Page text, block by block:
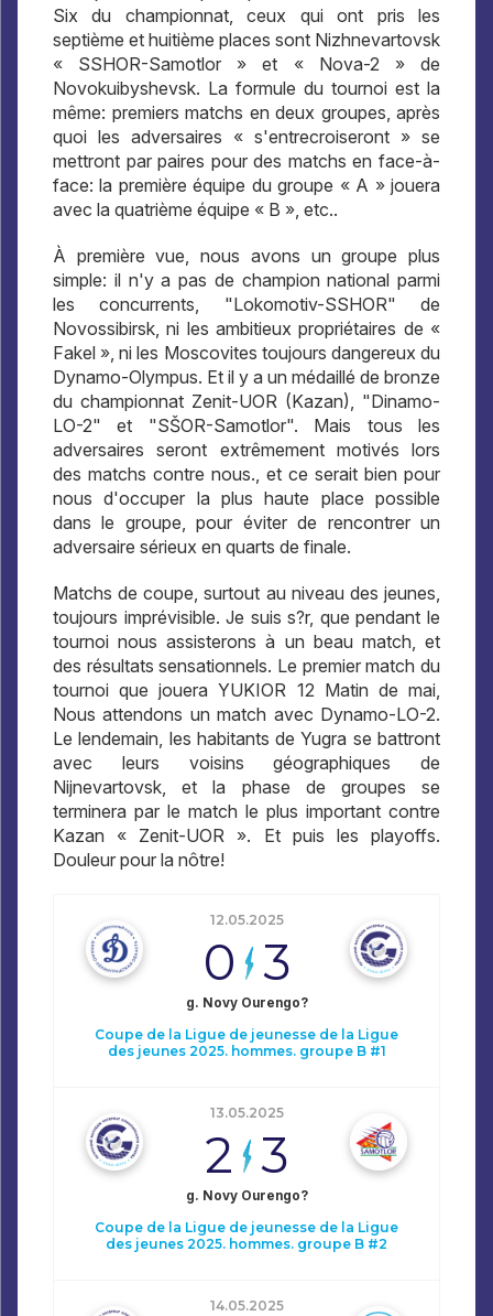
Six du championnat, ceux qui ont pris les
septième et huitième places sont Nizhnevartovsk
« SSHOR-Samotlor » et « Nova-2 » de
Novokuibyshevsk. La formule du tournoi est la
même: premiers matchs en deux groupes, après
quoi les adversaires « s'entrecroiseront » se
mettront par paires pour des matchs en face-à-
face: la première équipe du groupe « A » jouera
avec la quatrième équipe « B », etc..
À première vue, nous avons un groupe plus
simple: il n'y a pas de champion national parmi
les concurrents, "Lokomotiv-SSHOR" de
Novossibirsk, ni les ambitieux propriétaires de «
Fakel », ni les Moscovites toujours dangereux du
Dynamo-Olympus. Et il y a un médaillé de bronze
du championnat Zenit-UOR (Kazan), "Dinamo-
LO-2" et "SŠOR-Samotlor". Mais tous les
adversaires seront extrêmement motivés lors
des matchs contre nous., et ce serait bien pour
nous d'occuper la plus haute place possible
dans le groupe, pour éviter de rencontrer un
adversaire sérieux en quarts de finale.
Matchs de coupe, surtout au niveau des jeunes,
toujours imprévisible. Je suis s?r, que pendant le
tournoi nous assisterons à un beau match, et
des résultats sensationnels. Le premier match du
tournoi que jouera YUKIOR 12 Matin de mai,
Nous attendons un match avec Dynamo-LO-2.
Le lendemain, les habitants de Yugra se battront
avec leurs voisins géographiques de
Nijnevartovsk, et la phase de groupes se
terminera par le match le plus important contre
Kazan « Zenit-UOR ». Et puis les playoffs.
Douleur pour la nôtre!
12.05.2025
0 3
g. Novy Ourengo?
Coupe de la Ligue de jeunesse de la Ligue
des jeunes 2025. hommes. groupe B #1
13.05.2025
2 3
g. Novy Ourengo?
Coupe de la Ligue de jeunesse de la Ligue
des jeunes 2025. hommes. groupe B #2
14.05.2025